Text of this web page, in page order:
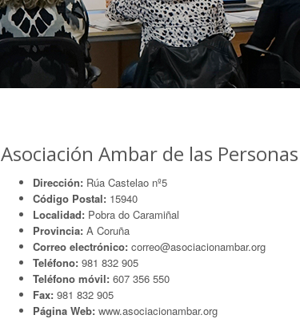
Asociación Ambar de las
Dirección: Rúa Castelao nº5
Código Postal: 15940
Localidad: Pobra do Caramiñal
Provincia: A Coruña
Correo electrónico: correo@asociacionambar.org
Teléfono: 981 832 905
Teléfono móvil: 607 356 550
Fax: 981 832 905
Página Web: www.asociacionambar.org